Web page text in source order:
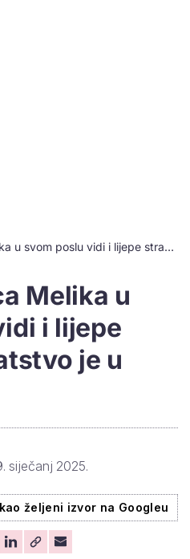
Njegovateljica Melika u svom poslu vidi i lijepe strane: 'Bogatstvo je u pomaganju'
Melika u
i lijepe
je u
siječanj 2025.
željeni izvor na Googleu